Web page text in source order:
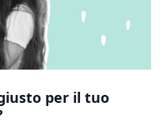
per il tuo